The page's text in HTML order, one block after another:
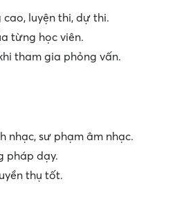
luyện thi, dự thi.
từng học viên.
tham gia phỏng vấn.
nhạc, sư phạm âm nhạc.
pháp dạy.
thụ tốt.